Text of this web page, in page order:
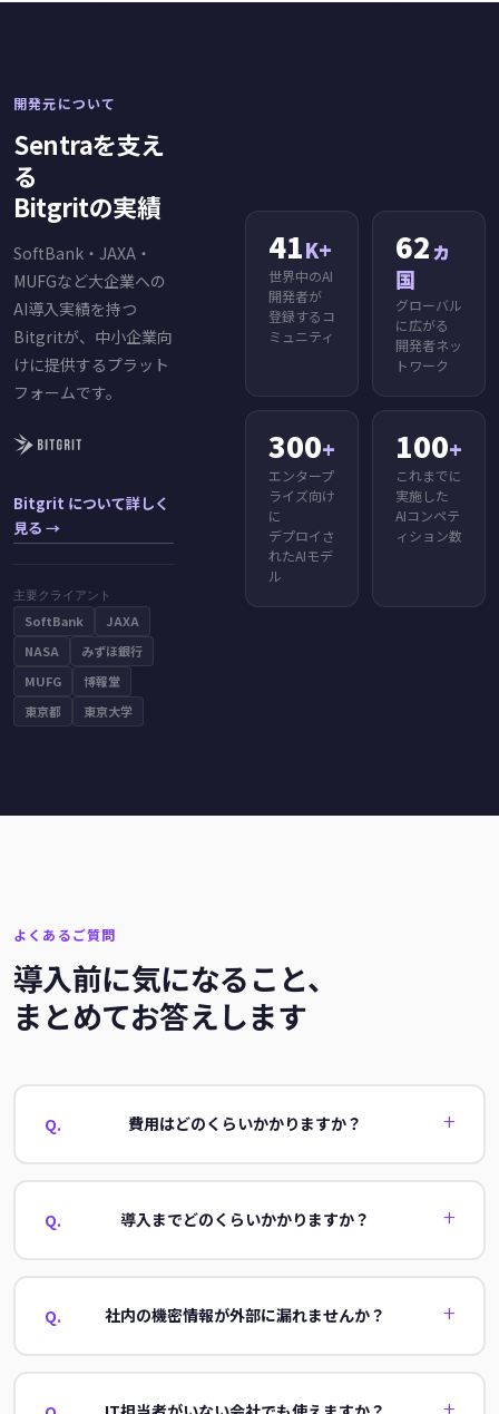
開発元について
Sentraを支え
る
Bitgritの実績
SoftBank・JAXA・
MUFGなど大企業への
AI導入実績を持つ
Bitgritが、中小企業向
けに提供するプラット
フォームです。
Bitgrit について詳しく
見る →
主要クライアント
SoftBank
JAXA
NASA
みずほ銀行
MUFG
博報堂
東京都
東京大学
41K+
世界中のAI
開発者が
登録するコ
ミュニティ
62ヵ
国
グローバル
に広がる
開発者ネッ
トワーク
300+
エンタープ
ライズ向け
に
デプロイさ
れたAIモデ
ル
100+
これまでに
実施した
AIコンペテ
ィション数
よくあるご質問
導入前に気になること、
まとめてお答えします
Q. 費用はどのくらいかかりますか？
Q. 導入までどのくらいかかりますか？
Q. 社内の機密情報が外部に漏れませんか？